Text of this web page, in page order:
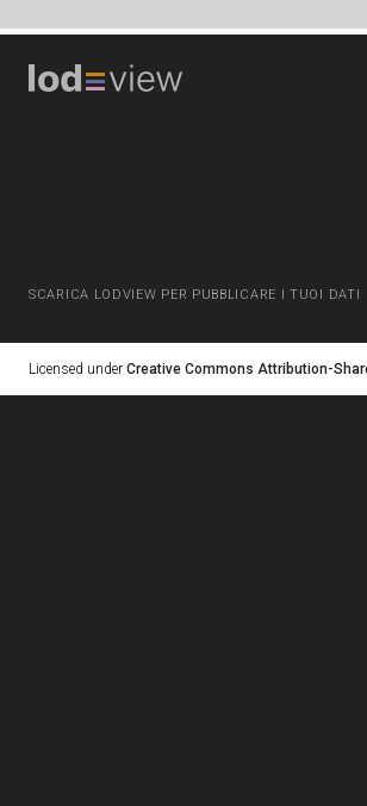
SCARICA LODVIEW PER PUBBLICARE I TUOI DATI
Licensed under Creative Commons Attribution-